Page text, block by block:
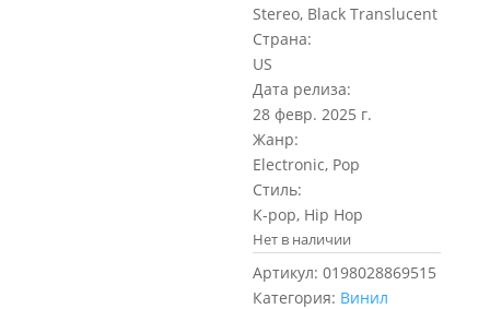
Stereo, Black Translucent
Страна:
US
Дата релиза:
28 февр. 2025 г.
Жанр:
Electronic, Pop
Стиль:
K-pop, Hip Hop
Нет в наличии
Артикул:0198028869515
Категория: Винил